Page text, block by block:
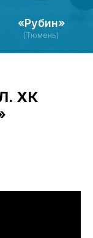
«Рубин»
(Тюмень)
ХК